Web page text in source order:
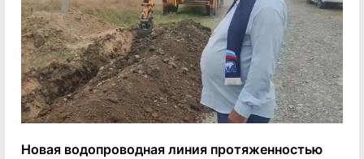
Новая водопроводная линия протяженностью